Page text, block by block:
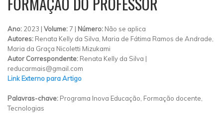
Ano: 2023 | Volume: 7 | Número: Não se aplica
Autores: Renata Kelly da Silva, Maria de Fátima Ramos de Andrade,
Maria da Graça Nicoletti Mizukami
Autor Correspondente: Renata Kelly da Silva |
reducarmais@gmail.com
Link Externo para Artigo
Palavras-chave: Programa Inova Educação, Formação docente,
Tecnologias